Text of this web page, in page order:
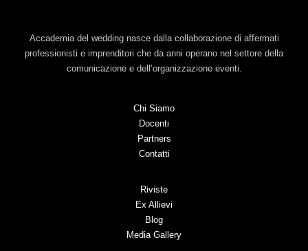
Accademia del wedding nasce dalla collaborazione di affermati
professionisti e imprenditori che da anni operano nel settore della
comunicazione e dell’organizzazione eventi.
Chi Siamo
Docenti
Partners
Contatti
Riviste
Ex Allievi
Blog
Media Gallery